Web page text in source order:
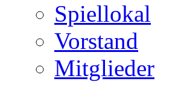
Spiellokal
Vorstand
Mitglieder